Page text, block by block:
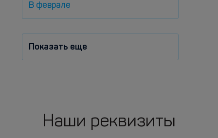
В феврале
Показать еще
Наши реквизиты